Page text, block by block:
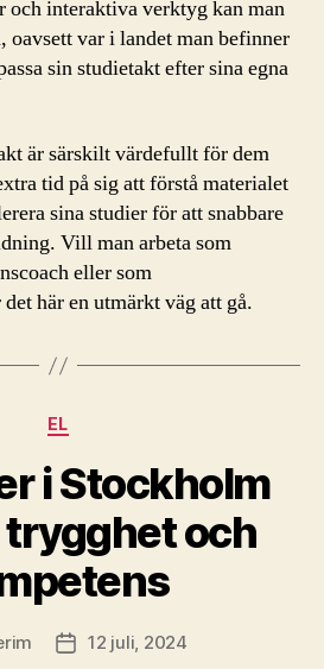
interaktiva verktyg kan man
oavsett var i landet man befinner
sin studietakt efter sina egna
är särskilt värdefullt för dem
tid på sig att förstå materialet
sina studier för att snabbare
Vill man arbeta som
eller som
här en utmärkt väg att gå.
Kategorier
EL
i Stockholm
och
Inläggsdatum
12 juli, 2024